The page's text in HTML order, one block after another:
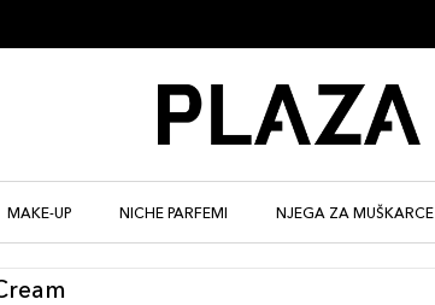
MAKE-UP NICHE PARFEMI NJEGA ZA MUŠKARCE